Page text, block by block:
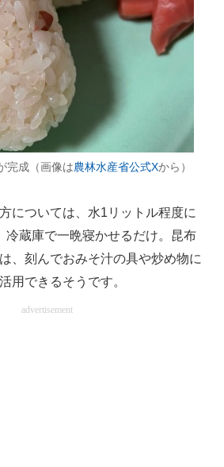
完成（画像は農林水産省公式Xから）
については、水1リットル程度に
冷蔵庫で一晩寝かせるだけ。昆布
、刻んでおみそ汁の具や炒め物に
用できるそうです。
advertisement